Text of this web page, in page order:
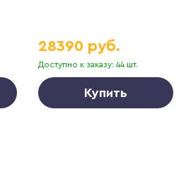
Доступно к заказу: 44 шт.
28390 руб.
Купить